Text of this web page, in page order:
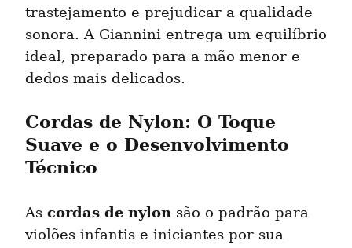
trastejamento e prejudicar a qualidade
sonora. A Giannini entrega um equilíbrio
ideal, preparado para a mão menor e
dedos mais delicados.
Cordas de Nylon: O Toque
Suave e o Desenvolvimento
Técnico
As cordas de nylon são o padrão para
violões infantis e iniciantes por sua